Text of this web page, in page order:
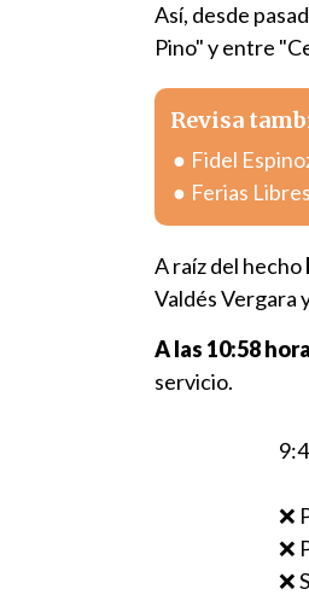
Así, desde
Pino" y entre
Revisa
Fidel
Ferias
A raíz del hecho
Valdés Vergara
A las 10:58
servicio.
❌️
❌️
❌️